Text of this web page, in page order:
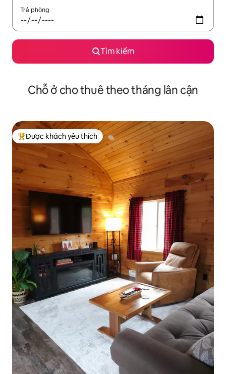
Trả phòng
Tìm kiếm
Chỗ ở cho thuê theo tháng lân cận
Được khách yêu thích nhất
Được khách yêu thích